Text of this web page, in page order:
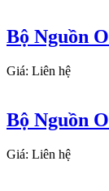
Bộ Nguồn
Giá: Liên hệ
Bộ Nguồn
Giá: Liên hệ